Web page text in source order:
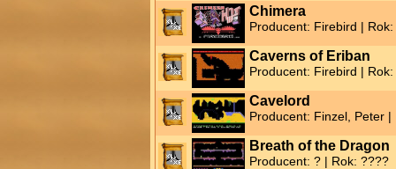
Chimera
Producent: Firebird |
Caverns of Eriban
Producent: Firebird |
Cavelord
Producent: Finzel, Peter |
Breath of the Dragon
Producent: ? | Rok: ????